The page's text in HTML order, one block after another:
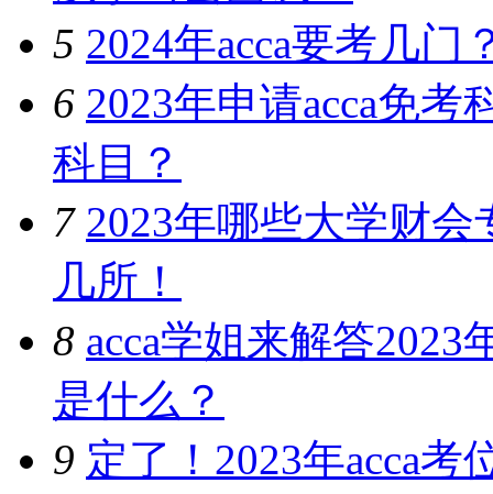
5 2024年acca要考几门
6 2023年申请acca免
科目？
7 2023年哪些大学财
几所！
8 acca学姐来解答2023
是什么？
9 定了！2023年acca